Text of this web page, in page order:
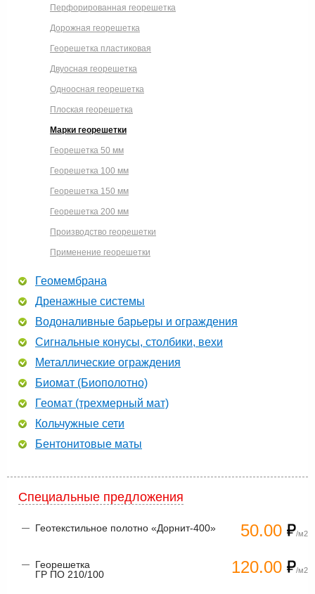
Перфорированная георешетка
Дорожная георешетка
Георешетка пластиковая
Двуосная георешетка
Одноосная георешетка
Плоская георешетка
Марки георешетки
Георешетка 50 мм
Георешетка 100 мм
Георешетка 150 мм
Георешетка 200 мм
Производство георешетки
Применение георешетки
Геомембрана
Дренажные системы
Водоналивные барьеры и ограждения
Сигнальные конусы, столбики, вехи
Металлические ограждения
Биомат (Биополотно)
Геомат (трехмерный мат)
Кольчужные сети
Бентонитовые маты
Специальные предложения
50.00 /м2
Геотекстильное полотно «Дорнит-400»
120.00 /м2
Георешетка
ГР ПО 210/100